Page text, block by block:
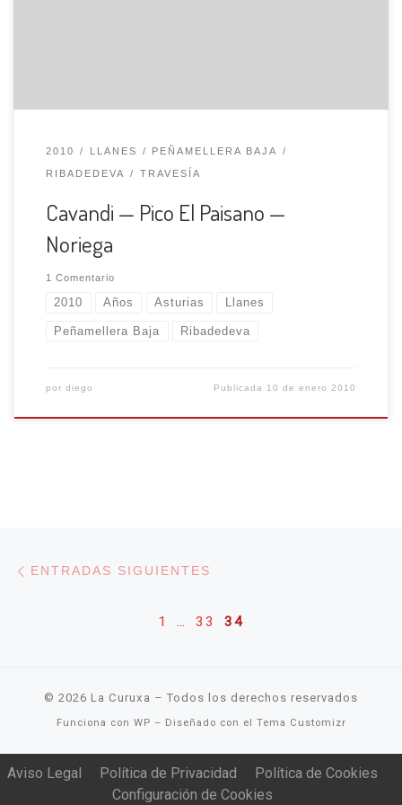
2010 LLANES PEÑAMELLERA BAJA
RIBADEDEVA TRAVESÍA
Cavandi — Pico El Paisano —
Noriega
1 Comentario
2010 Años Asturias Llanes
Peñamellera Baja Ribadedeva
por diego Publicada 10 de enero 2010
Navegación de entradas
ENTRADAS SIGUIENTES
1 … 33 34
© 2026 La Curuxa – Todos los derechos reservados
Funciona con WP – Diseñado con el Tema Customizr
Aviso Legal Política de Privacidad
Política de Cookies
Configuración de Cookies